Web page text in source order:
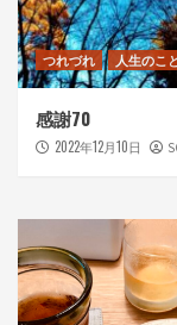
つれづれ 人生のこ
感謝70
2022年12月10日